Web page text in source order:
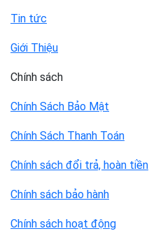
Tin tức
Giới Thiệu
Chính sách
Chính Sách Bảo Mật
Chính Sách Thanh Toán
Chính sách đổi trả, hoàn tiền
Chính sách bảo hành
Chính sách hoạt động